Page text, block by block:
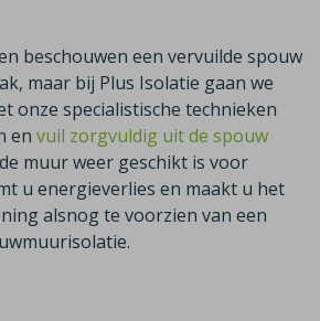
beschouwen een vervuilde spouw
maar bij Plus Isolatie gaan we
onze specialistische technieken
en vuil zorgvuldig uit de spouw
muur weer geschikt is voor
u energieverlies en maakt u het
alsnog te voorzien van een